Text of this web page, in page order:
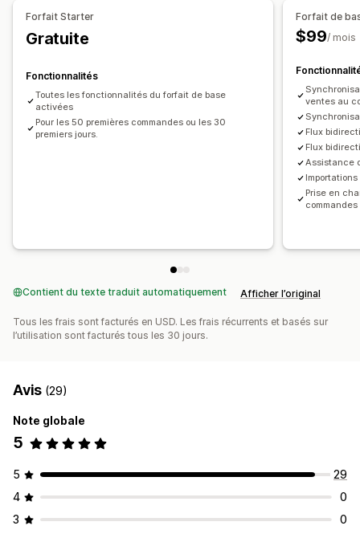
Gestion des stocks
Synchronisation en temps réel
Comptes créditeurs
Bons de commande
Calcul des taxes Devises multiples
Statut en temps réel
Forfait Starter
Gratuite
Fonctionnalités
Toutes les fonctionnalités du forfait de base
activées
Pour les 50 premières commandes ou les 30
premiers jours.
Forfait de
$99/ mois
ventes au
Flux
Flux
Assistance
Prise en
commandes
Contient du texte traduit automatiquement Afficher l’original
Tous les frais sont facturés en USD. Les frais récurrents et basés sur
l’utilisation sont facturés tous les 30 jours.
Avis (29)
Note globale
5
5
29
4
0
3
0